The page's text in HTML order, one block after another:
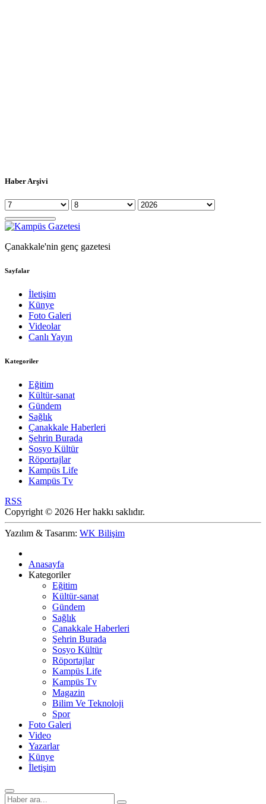
Haber Arşivi
Çanakkale'nin genç gazetesi
Sayfalar
İletişim
Künye
Foto Galeri
Videolar
Canlı Yayın
Kategoriler
Eğitim
Kültür-sanat
Gündem
Sağlık
Çanakkale Haberleri
Şehrin Burada
Sosyo Kültür
Röportajlar
Kampüs Life
Kampüs Tv
RSS
Copyright © 2026 Her hakkı saklıdır.
Yazılım & Tasarım: WK Bilişim
Anasayfa
Kategoriler
Eğitim
Kültür-sanat
Gündem
Sağlık
Çanakkale Haberleri
Şehrin Burada
Sosyo Kültür
Röportajlar
Kampüs Life
Kampüs Tv
Magazin
Bilim Ve Teknoloji
Spor
Foto Galeri
Video
Yazarlar
Künye
İletişim